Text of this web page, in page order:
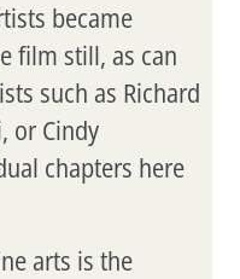
became
film still, as can
such as Richard
or Cindy
chapters here
arts is the